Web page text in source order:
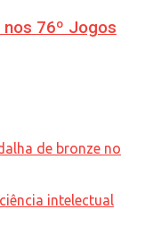
76º Jogos